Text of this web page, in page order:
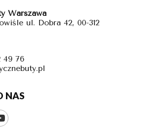
Warszawa
ul. Dobra 42, 00-312
49 76
NAS